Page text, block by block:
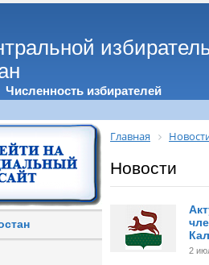
Численность избирателей
Главная
Новости
2